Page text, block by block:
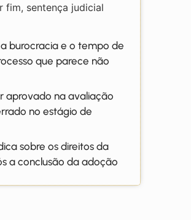
fim, sentença judicial
burocracia e o tempo de
que parece não
aprovado na avaliação
no estágio de
sobre os direitos da
a conclusão da adoção